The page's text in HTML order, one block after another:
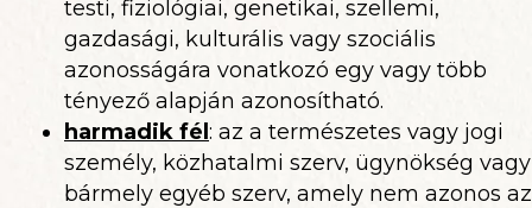
testi, fiziológiai, genetikai, szellemi,
gazdasági, kulturális vagy szociális
azonosságára vonatkozó egy vagy több
tényező alapján azonosítható.
harmadik fél : az a természetes vagy jogi
személy, közhatalmi szerv, ügynökség vagy
bármely egyéb szerv, amely nem azonos az